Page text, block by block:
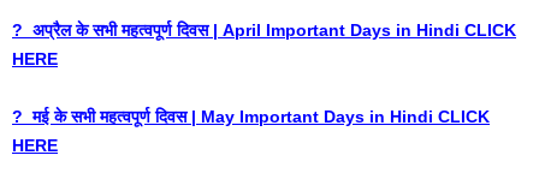
? अप्रैल के सभी महत्वपूर्ण दिवस | April Important Days in Hindi CLICK
HERE
? मई के सभी महत्वपूर्ण दिवस | May Important Days in Hindi CLICK
HERE